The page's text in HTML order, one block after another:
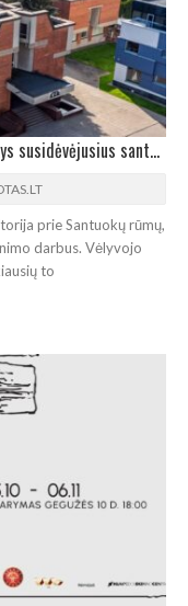
IT SOVIETMEČIO BAŽNYČIA: Klaipėda tvarkys susidėvėjusius santuokų rūmus
prie Santuokų rūmų,
darbus. Vėlyvojo
to